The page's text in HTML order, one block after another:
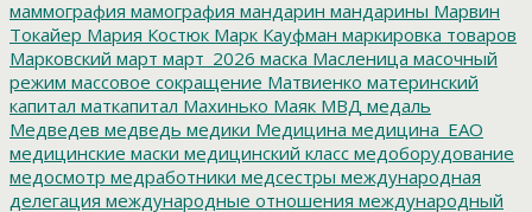
маммография мамография мандарин мандарины Марвин
Токайер Мария Костюк Марк Кауфман маркировка товаров
Марковский март март_2026 маска Масленица масочный
режим массовое сокращение Матвиенко материнский
капитал маткапитал Махинько Маяк МВД медаль
Медведев медведь медики Медицина медицина_ЕАО
медицинские маски медицинский класс медоборудование
медосмотр медработники медсестры международная
делегация международные отношения международный